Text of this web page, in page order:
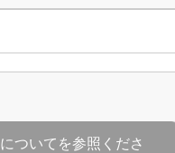
についてを参照くださ